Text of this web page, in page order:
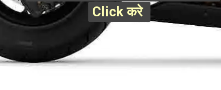
Click करे
Click करे